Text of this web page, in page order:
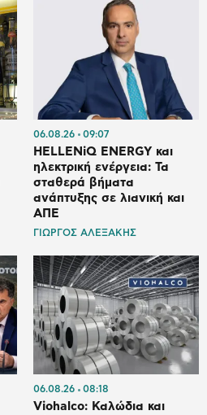
06.08.26 09:07
HELLENiQ ENERGY και
ηλεκτρική ενέργεια: Τα
σταθερά βήματα
ανάπτυξης σε λιανική και
ΑΠΕ
ΓΙΩΡΓΟΣ ΑΛΕΞΑΚΗΣ
06.08.26 08:18
Viohalco: Καλώδια και